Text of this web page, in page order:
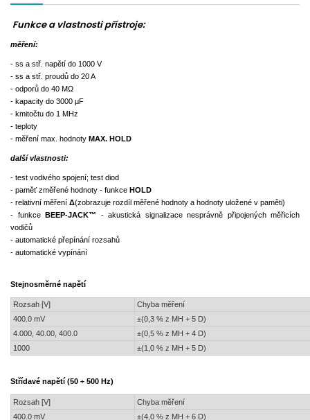
Funkce a vlastnosti přístroje:
měření:
- ss a stř. napětí do 1000 V
- ss a stř. proudů do 20 A
- odporů do 40 MΩ
- kapacity do 3000 μF
- kmitočtu do 1 MHz
- teploty
- měření max. hodnoty MAX. HOLD
další vlastnosti:
- test vodivého spojení; test diod
- paměť změřené hodnoty - funkce HOLD
- relativní měření Δ(zobrazuje rozdíl měřené hodnoty a hodnoty uložené v paměti)
- funkce BEEP-JACK™ - akustická signalizace nesprávně připojených měřicích
vodičů
- automatické přepínání rozsahů
- automatické vypínání
Stejnosměrné napětí
Rozsah [V]
Chyba měření
400.0 mV
±(0,3 % z MH + 5 D)
4.000, 40.00, 400.0
±(0,5 % z MH + 4 D)
1000
±(1,0 % z MH + 5 D)
Střídavé napětí (50 ÷ 500 Hz)
Rozsah [V]
Chyba měření
400.0 mV
±(4,0 % z MH + 6 D)